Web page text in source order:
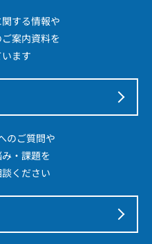
する情報や
案内資料を
ます
のご質問や
・課題を
ください